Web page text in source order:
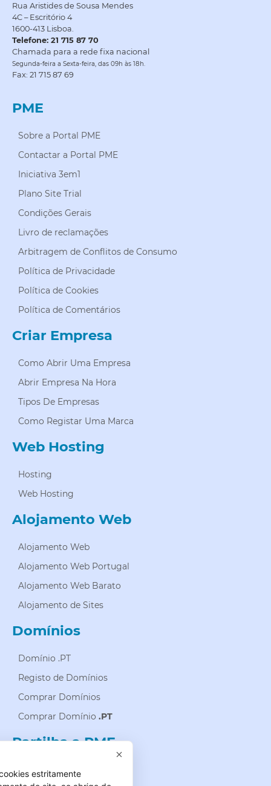
Rua Aristides de Sousa Mendes
4C – Escritório 4
1600-413 Lisboa.
Telefone: 21 715 87 70
Chamada para a rede fixa nacional
Segunda-feira a Sexta-feira, das 09h às 18h.
Fax: 21 715 87 69
PME
Sobre a Portal PME
Contactar a Portal PME
Iniciativa 3em1
Plano Site Trial
Condições Gerais
Livro de reclamações
Arbitragem de Conflitos de Consumo
Política de Privacidade
Política de Cookies
Política de Comentários
Criar Empresa
Como Abrir Uma Empresa
Abrir Empresa Na Hora
Tipos De Empresas
Como Registar Uma Marca
Web Hosting
Hosting
Web Hosting
Alojamento Web
Alojamento Web
Alojamento Web Portugal
Alojamento Web Barato
Alojamento de Sites
Domínios
Domínio .PT
Registo de Domínios
Comprar Domínios
Comprar Domínio .PT
Partilha a PME
estritamente